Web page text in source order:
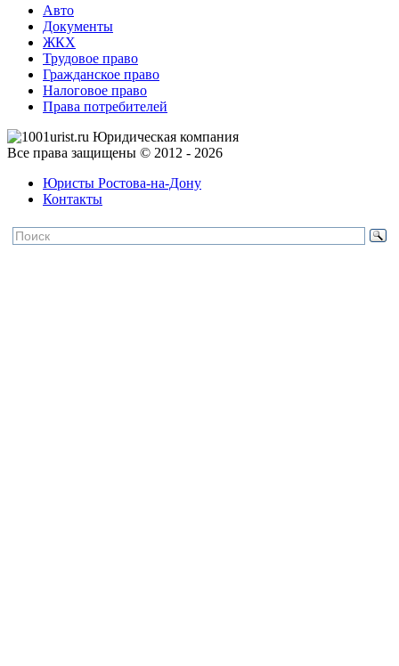
Авто
Документы
ЖКХ
Трудовое право
Гражданское право
Налоговое право
Права потребителей
Все права защищены © 2012 - 2026
Юристы Ростова-на-Дону
Контакты